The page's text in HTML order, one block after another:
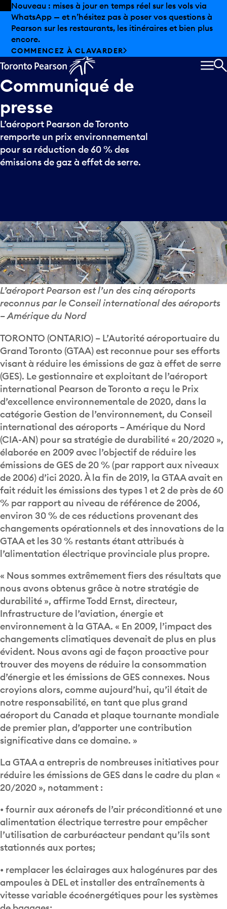
Skip to offers
Passer au contenu principal
Nouveau : mises à jour en temps réel sur les vols via
WhatsApp — et n’hésitez pas à poser vos questions à
Pearson sur les restaurants, les itinéraires et bien plus
encore.
COMMENCEZ À CLAVARDER
Communiqué de
presse
L’aéroport Pearson de Toronto
remporte un prix environnemental
pour sa réduction de 60 % des
émissions de gaz à effet de serre.
L’aéroport Pearson est l’un des cinq aéroports
reconnus par le Conseil international des aéroports
– Amérique du Nord
TORONTO (ONTARIO) – L’Autorité aéroportuaire du
Grand Toronto (GTAA) est reconnue pour ses efforts
visant à réduire les émissions de gaz à effet de serre
(GES). Le gestionnaire et exploitant de l’aéroport
international Pearson de Toronto a reçu le Prix
d’excellence environnementale de 2020, dans la
catégorie Gestion de l’environnement, du Conseil
international des aéroports – Amérique du Nord
(CIA-AN) pour sa stratégie de durabilité « 20/2020 »,
élaborée en 2009 avec l’objectif de réduire les
émissions de GES de 20 % (par rapport aux niveaux
de 2006) d’ici 2020. À la fin de 2019, la GTAA avait en
fait réduit les émissions des types 1 et 2 de près de 60
% par rapport au niveau de référence de 2006,
environ 30 % de ces réductions provenant des
changements opérationnels et des innovations de la
GTAA et les 30 % restants étant attribués à
l’alimentation électrique provinciale plus propre.
« Nous sommes extrêmement fiers des résultats que
nous avons obtenus grâce à notre stratégie de
durabilité », affirme Todd Ernst, directeur,
Infrastructure de l’aviation, énergie et
environnement à la GTAA. « En 2009, l’impact des
changements climatiques devenait de plus en plus
évident. Nous avons agi de façon proactive pour
trouver des moyens de réduire la consommation
d’énergie et les émissions de GES connexes. Nous
croyions alors, comme aujourd’hui, qu’il était de
notre responsabilité, en tant que plus grand
aéroport du Canada et plaque tournante mondiale
de premier plan, d’apporter une contribution
significative dans ce domaine. »
La GTAA a entrepris de nombreuses initiatives pour
réduire les émissions de GES dans le cadre du plan «
20/2020 », notamment :
• fournir aux aéronefs de l’air préconditionné et une
alimentation électrique terrestre pour empêcher
l’utilisation de carburéacteur pendant qu’ils sont
stationnés aux portes;
• remplacer les éclairages aux halogénures par des
ampoules à DEL et installer des entraînements à
vitesse variable écoénergétiques pour les systèmes